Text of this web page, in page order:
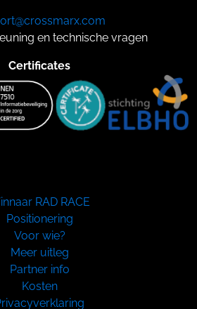
en technische vragen
Certificates
RAD RACE
Positionering
Voor wie?
Meer uitleg
Partner info
Kosten